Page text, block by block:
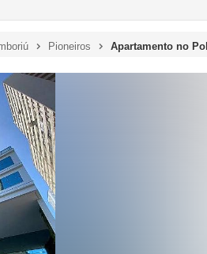
Pioneiros Apartamento no